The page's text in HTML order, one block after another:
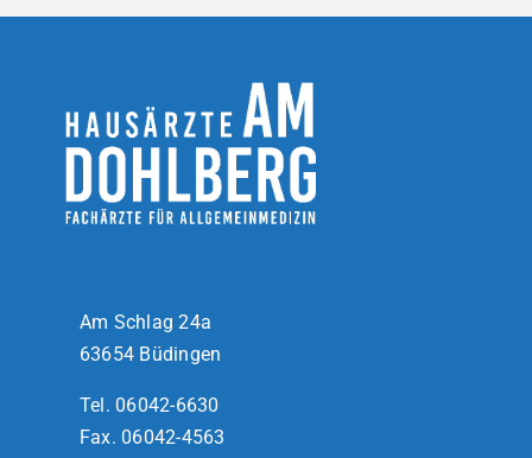
Am Schlag 24a
63654 Büdingen
Tel. 06042-6630
Fax. 06042-4563